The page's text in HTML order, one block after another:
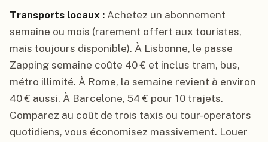
Transports locaux : Achetez un abonnement
semaine ou mois (rarement offert aux touristes,
mais toujours disponible). À Lisbonne, le passe
Zapping semaine coûte 40 € et inclus tram, bus,
métro illimité. À Rome, la semaine revient à environ
40 € aussi. À Barcelone, 54 € pour 10 trajets.
Comparez au coût de trois taxis ou tour-operators
quotidiens, vous économisez massivement. Louer